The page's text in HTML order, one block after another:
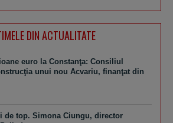
DIN ACTUALITATE
euro la Constanţa: Consiliul
unui nou Acvariu, finanţat din
de top. Simona Ciungu, director